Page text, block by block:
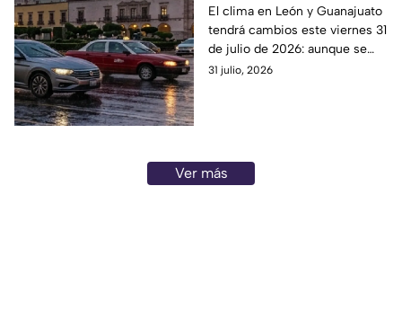
Guanajuato con
posibilidad de
LLUVIAS FUERTES hoy
viernes: Hora EXACTA
El clima en León y Guanajuato
tendrá cambios este viernes 31
de julio de 2026: aunque se
espera una jornada
31 julio, 2026
Ver más